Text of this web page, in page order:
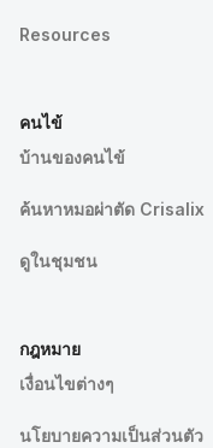
Resources
คนไข้
บ้านของคนไข้
ค้นหาหมอผ่าตัด Crisalix
ดูในชุมชน
กฎหมาย
เงื่อนไขต่างๆ
นโยบายความเป็นส่วนตัว